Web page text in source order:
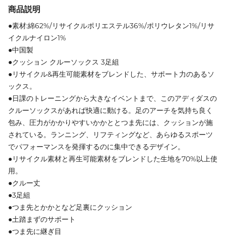
商品説明
●素材:綿62%/リサイクルポリエステル36%/ポリウレタン1%/リサ
イクルナイロン1%
●中国製
●クッション クルーソックス 3足組
●リサイクル&再生可能素材をブレンドした、サポート力のあるソ
ックス。
●日課のトレーニングから大きなイベントまで、このアディダスの
クルーソックスがあれば快適に動ける。足のアーチを気持ち良く
包み、圧力がかかりやすいかかととつま先には、クッションが施
されている。ランニング、リフティングなど、あらゆるスポーツ
でパフォーマンスを発揮するのに集中できるデザイン。
●リサイクル素材と再生可能素材をブレンドした生地を70%以上使
用。
●クルー丈
●3足組
●つま先とかかとなど足裏にクッション
●土踏まずのサポート
●つま先に継ぎ目